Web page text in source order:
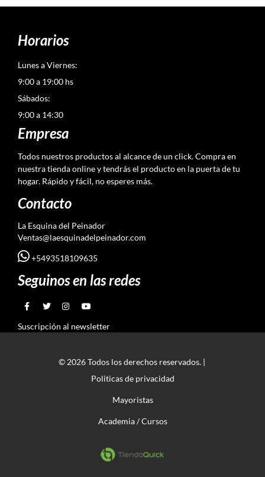
Horarios
Lunes a Viernes:
9:00 a 19:00 hs
Sábados:
9:00 a 14:30
Empresa
Todos nuestros productos al alcance de un click. Compra en
nuestra tienda online y tendrás el producto en la puerta de tu
hogar. Rápido y fácil, no esperes más.
Contacto
La Esquina del Peinador
Ventas@laesquinadelpeinador.com
+5493518109635
Seguinos en las redes
Suscripción al newsletter
© 2026 Todos los derechos reservados. |
Politicas de privacidad
Mayoristas
Academia / Cursos